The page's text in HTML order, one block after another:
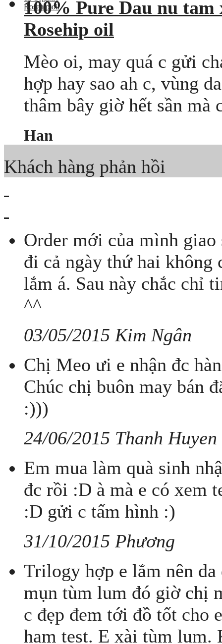
100% Pure Dau nu
Rosehip oil
Mèo oi, may quá c gửi
hợp hay sao ah c, vùng
thâm bây giờ hết sần mà
Han
Khách hàng phản hồi
Order mới của mình
đi cả ngày thứ hai không
lắm á. Sau này chắc chỉ
^^
03/05/2015 Kim Ngân
Chị Meo ưi e nhận đc
Chúc chị buôn may bán
:)))
24/06/2015 Thanh Huyen
Em mua làm quà sinh
đc rồi :D à mà e có xem
:D gửi c tấm hình :)
31/10/2015 Phương
Trilogy hợp e lắm nên
mụn tùm lum đó giờ chị
c đẹp đem tới đồ tốt cho
ham test. E xài tùm lum.